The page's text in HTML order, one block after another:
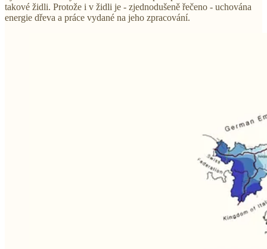
takové židli. Protože i v židli je - zjednodušeně řečeno - uchována
energie dřeva a práce vydané na jeho zpracování.